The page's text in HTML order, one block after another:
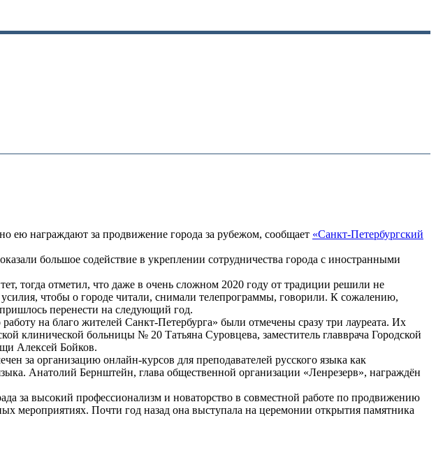
ею награждают за продвижение города за рубежом, сообщает «Санкт-Петербургский
большое содействие в укреплении сотрудничества города с иностранными
тогда отметил, что даже в очень сложном 2020 году от традиции решили не
чтобы о городе читали, снимали телепрограммы, говорили. К сожалению,
пришлось перенести на следующий год.
на благо жителей Санкт-Петербурга» были отмечены сразу три лауреата. Их
клинической больницы № 20 Татьяна Суровцева, заместитель главврача Городской
Алексей Бойков.
за организацию онлайн-курсов для преподавателей русского языка как
Анатолий Бернштейн, глава общественной организации «Ленрезерв», награждён
за высокий профессионализм и новаторство в совместной работе по продвижению
мероприятиях. Почти год назад она выступала на церемонии открытия памятника